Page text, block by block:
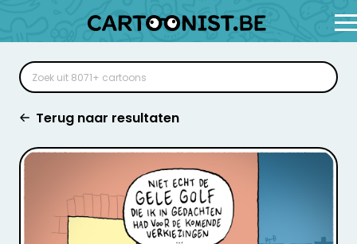
Terug naar resultaten